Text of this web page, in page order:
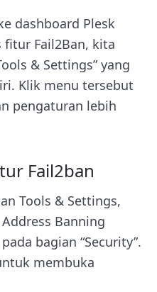
dashboard Plesk
fitur Fail2Ban, kita
& Settings” yang
Klik menu tersebut
pengaturan lebih
Fail2ban
Tools & Settings,
Banning
bagian “Security”.
membuka